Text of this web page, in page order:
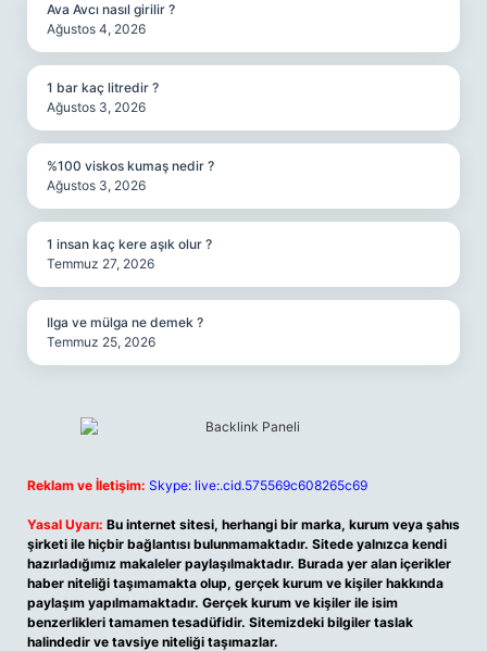
Ava Avcı nasıl girilir ?
Ağustos 4, 2026
1 bar kaç litredir ?
Ağustos 3, 2026
%100 viskos kumaş nedir ?
Ağustos 3, 2026
1 insan kaç kere aşık olur ?
Temmuz 27, 2026
Ilga ve mülga ne demek ?
Temmuz 25, 2026
Reklam ve İletişim: Skype: live:.cid.575569c608265c69
Yasal Uyarı: Bu internet sitesi, herhangi bir marka, kurum veya şahıs
şirketi ile hiçbir bağlantısı bulunmamaktadır. Sitede yalnızca kendi
hazırladığımız makaleler paylaşılmaktadır. Burada yer alan içerikler
haber niteliği taşımamakta olup, gerçek kurum ve kişiler hakkında
paylaşım yapılmamaktadır. Gerçek kurum ve kişiler ile isim
benzerlikleri tamamen tesadüfidir. Sitemizdeki bilgiler taslak
halindedir ve tavsiye niteliği taşımazlar.